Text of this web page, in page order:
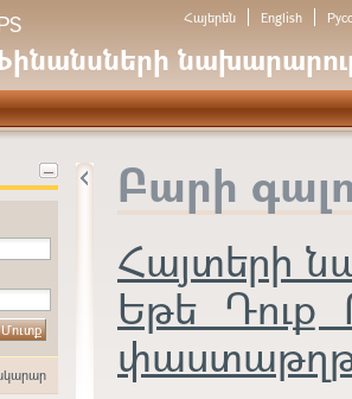
Հայերեն English
Բարի
Հայտերի
Եթե Դուք